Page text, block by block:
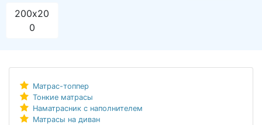
200х20
0
Матрас-топпер
Тонкие матрасы
Наматрасник с наполнителем
Матрасы на диван